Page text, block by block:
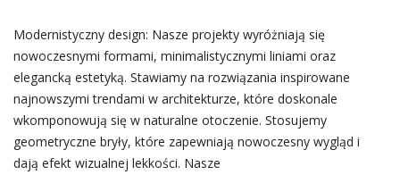
Modernistyczny design: Nasze projekty wyróżniają się
nowoczesnymi formami, minimalistycznymi liniami oraz
elegancką estetyką. Stawiamy na rozwiązania inspirowane
najnowszymi trendami w architekturze, które doskonale
wkomponowują się w naturalne otoczenie. Stosujemy
geometryczne bryły, które zapewniają nowoczesny wygląd i
dają efekt wizualnej lekkości. Nasze